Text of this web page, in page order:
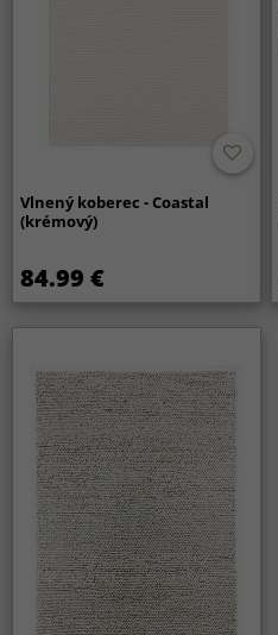
Vlnený koberec - Coastal
(krémový)
84.99 €